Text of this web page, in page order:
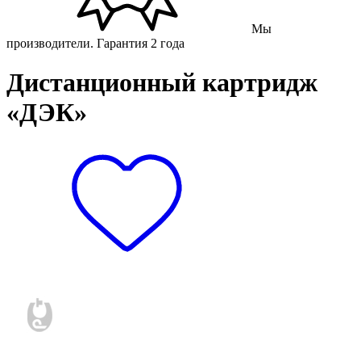
Мы
производители. Гарантия 2 года
Дистанционный картридж
«ДЭК»